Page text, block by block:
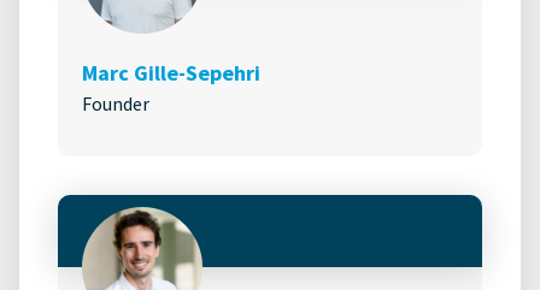
Marc Gille-Sepehri
Founder